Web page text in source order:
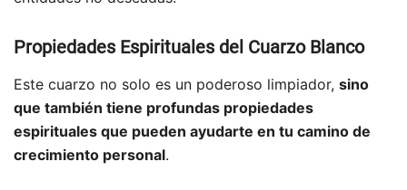
Propiedades Espirituales del Cuarzo Blanco
Este cuarzo no solo es un poderoso limpiador, sino
que también tiene profundas propiedades
espirituales que pueden ayudarte en tu camino de
crecimiento personal.